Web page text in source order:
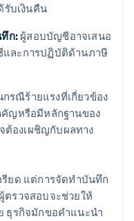
รับเงินคืน
ก:ผู้สอบบัญชีอาจเสนอ
และการปฏิบัติด้านภาษี
กรณีร้ายแรงที่เกี่ยวข้อง
ญหรือมีหลักฐานของ
ต้องเผชิญกับผลทาง
รียด แต่การจัดทําบันทึก
ตรวจสอบจะช่วยให้
ธุรกิจมักขอคำแนะนำ